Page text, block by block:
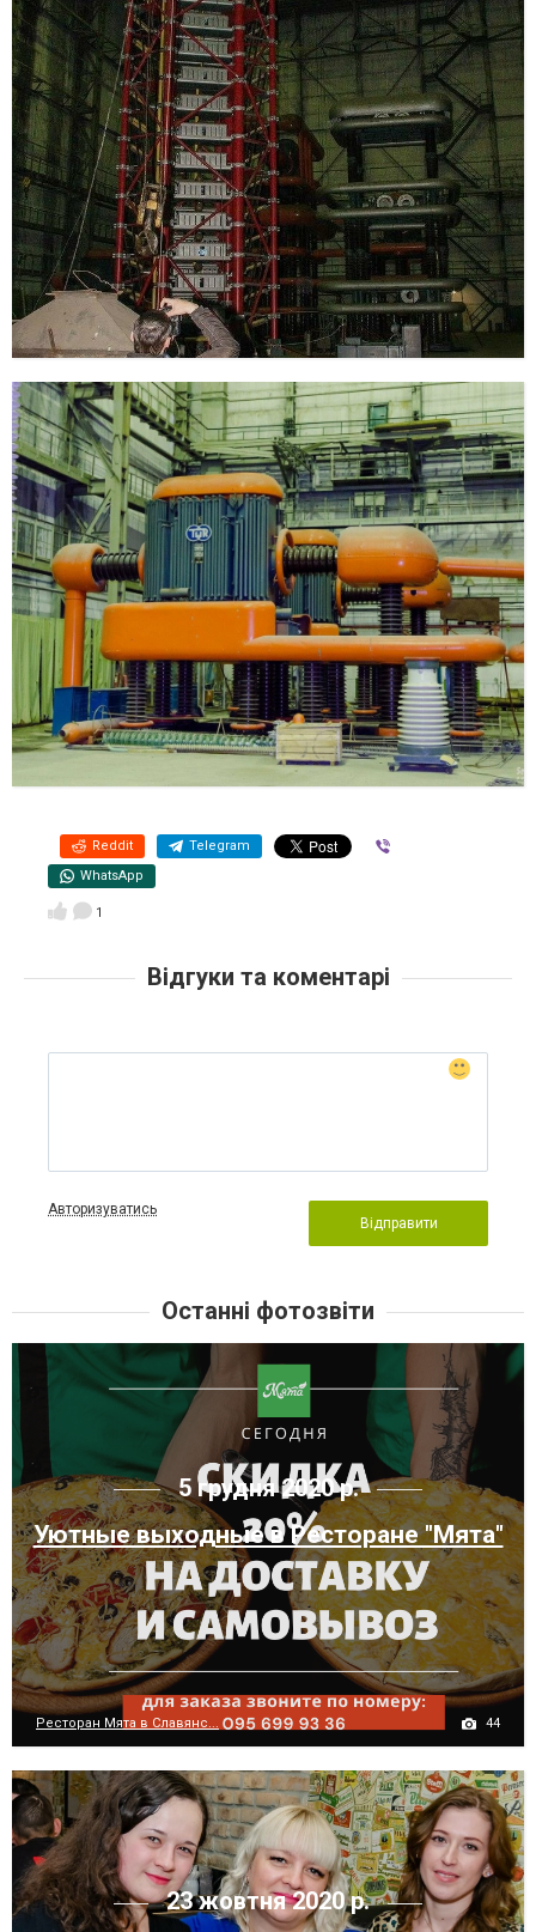
Reddit Telegram
WhatsApp
1
Відгуки та коментарі
Авторизуватись
Відправити
Останні фотозвіти
5 грудня 2020 р.
Уютные выходные в Ресторане "Мята"
Ресторан Мята в Славянс... 44
23 жовтня 2020 р.